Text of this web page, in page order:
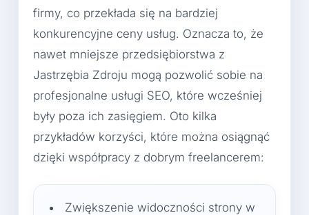
firmy, co przekłada się na bardziej
konkurencyjne ceny usług. Oznacza to, że
nawet mniejsze przedsiębiorstwa z
Jastrzębia Zdroju mogą pozwolić sobie na
profesjonalne usługi SEO, które wcześniej
były poza ich zasięgiem. Oto kilka
przykładów korzyści, które można osiągnąć
dzięki współpracy z dobrym freelancerem:
Zwiększenie widoczności strony w